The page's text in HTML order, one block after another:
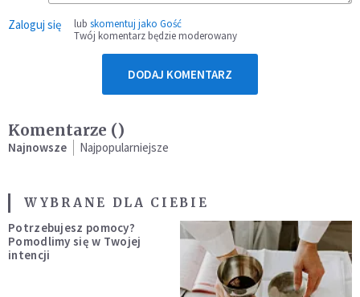
Zaloguj się lub skomentuj jako Gość
Twój komentarz będzie moderowany
DODAJ KOMENTARZ
Komentarze ()
Najnowsze Najpopularniejsze
WYBRANE DLA CIEBIE
Potrzebujesz pomocy?
Pomodlimy się w Twojej
intencji